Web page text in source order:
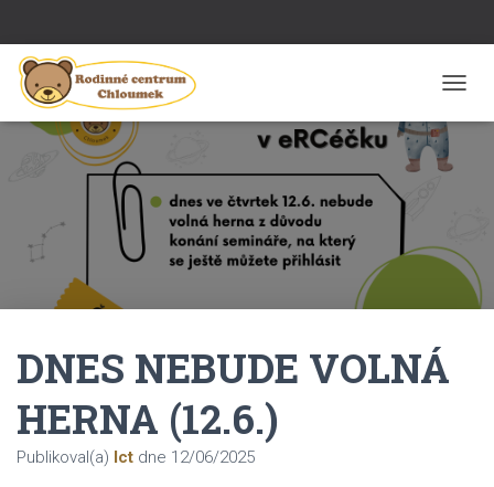
Ř
N
V
DNES NEBUDE VOLNÁ
HERNA (12.6.)
Publikoval(a) Ict dne 12/06/2025